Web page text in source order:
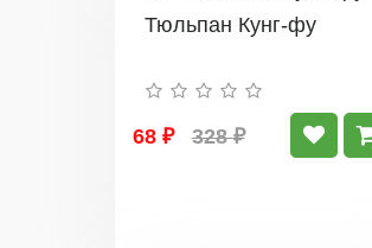
Тюльпан Кунг-фу
68 ₽ 328 ₽